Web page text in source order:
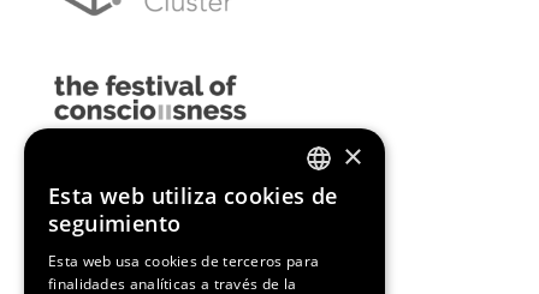
ENGLISH
×
Esta web utiliza cookies de
seguimiento
Esta web usa cookies de terceros para
finalidades analíticas a través de la